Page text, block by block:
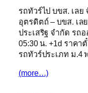
รถทัวร์ไป บขส. เลย
อุตรดิตถ์ – บขส. เล
ประเสริฐ จำกัด รถ
05:30 น. +1d ราค
รถทัวร์ประเภท ม.4
(more…)